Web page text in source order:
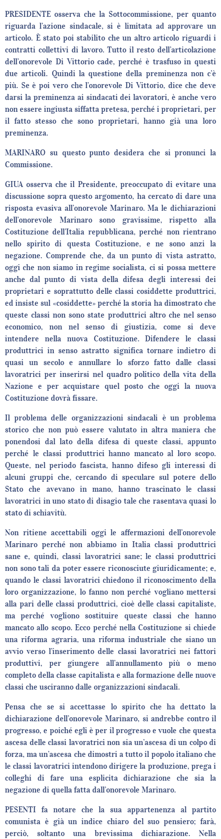
PRESIDENTE osserva che la Sottocommissione, per quanto
riguarda l’azione sindacale, si è limitata ad approvare un
articolo. È stato poi stabilito che un altro articolo riguardi i
contratti collettivi di lavoro. Tutto il resto dell’articolazione
dell’onorevole Di Vittorio cade, perché è trasfuso in questi
due articoli. Quindi la questione della preminenza non c’è
più. Se è poi vero che l’onorevole Di Vittorio, dice che deve
darsi la preminenza ai sindacati dei lavoratori, è anche vero
non essere ingiusta siffatta pretesa, perché i proprietari, per
il fatto stesso che sono proprietari, hanno già una loro
preminenza.
MARINARO su questo punto desidera che si pronunci la
Commissione.
GIUA osserva che il Presidente, preoccupato di evitare una
discussione sopra questo argomento, ha cercato di dare una
risposta evasiva all’onorevole Marinaro. Ma le dichiarazioni
dell’onorevole Marinaro sono gravissime, rispetto alla
Costituzione dell’Italia repubblicana, perché non rientrano
nello spirito di questa Costituzione, e ne sono anzi la
negazione. Comprende che, da un punto di vista astratto,
oggi che non siamo in regime socialista, ci si possa mettere
anche dal punto di vista della difesa degli interessi dei
proprietari e soprattutto delle classi cosiddette produttrici,
ed insiste sul «cosiddette» perché la storia ha dimostrato che
queste classi non sono state produttrici altro che nel senso
economico, non nel senso di giustizia, come si deve
intendere nella nuova Costituzione. Difendere le classi
produttrici in senso astratto significa tornare indietro di
quasi un secolo e annullare lo sforzo fatto dalle classi
lavoratrici per inserirsi nel quadro politico della vita della
Nazione e per acquistare quel posto che oggi la nuova
Costituzione dovrà fissare.
Il problema delle organizzazioni sindacali è un problema
storico che non può essere valutato in altra maniera che
ponendosi dal lato della difesa di queste classi, appunto
perché le classi produttrici hanno mancato al loro scopo.
Queste, nel periodo fascista, hanno difeso gli interessi di
alcuni gruppi che, cercando di speculare sul potere dello
Stato che avevano in mano, hanno trascinato le classi
lavoratrici in uno stato di disagio tale che rasentava quasi lo
stato di schiavitù.
Non ritiene accettabili oggi le affermazioni dell’onorevole
Marinaro perché non abbiamo in Italia classi produttrici
sane e, quindi, classi lavoratrici sane; le classi produttrici
non sono tali da poter essere riconosciute giuridicamente; e,
quando le classi lavoratrici chiedono il riconoscimento della
loro organizzazione, lo fanno non perché vogliano mettersi
alla pari delle classi produttrici, cioè delle classi capitaliste,
ma perché vogliono sostituire queste classi che hanno
mancato allo scopo. Ecco perché nella Costituzione si chiede
una riforma agraria, una riforma industriale che siano un
avvio verso l’inserimento delle classi lavoratrici nei fattori
produttivi, per giungere all’annullamento più o meno
completo della classe capitalista e alla formazione delle nuove
classi che usciranno dalle organizzazioni sindacali.
Pensa che se si accettasse lo spirito che ha dettato la
dichiarazione dell’onorevole Marinaro, si andrebbe contro il
progresso, e poiché egli è per il progresso e vuole che questa
ascesa delle classi lavoratrici non sia un’ascesa di un colpo di
forza, ma un’ascesa che dimostri a tutto il popolo italiano che
le classi lavoratrici intendono dirigere la produzione, prega i
colleghi di fare una esplicita dichiarazione che sia la
negazione di quella fatta dall’onorevole Marinaro.
PESENTI fa notare che la sua appartenenza al partito
comunista è già un indice chiaro del suo pensiero; farà,
perciò, soltanto una brevissima dichiarazione. Nella